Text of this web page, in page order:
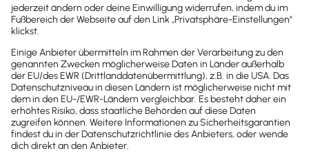
privaten Fahrtenentfällt.
Benzinkosten, sondern auchKosten für Reparaturen,
TÜV und Versicherung,aber auchLeasingraten.
Dabei ist esunerheblich, ob eine mögliche
Instandsetzungauf einenUnfall während einer
privaten oder geschäftlichen Fahrtzurückzuführen